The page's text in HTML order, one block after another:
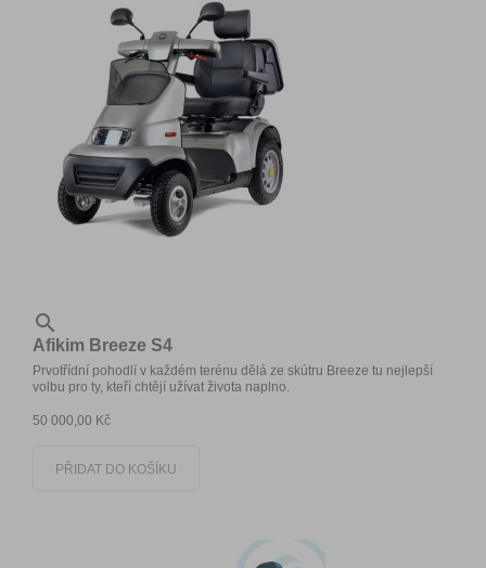

Afikim Breeze S4
Prvotřídní pohodlí v každém terénu dělá ze skútru Breeze tu nejlepší
volbu pro ty, kteří chtějí užívat života naplno.
50 000,00 Kč
PŘIDAT DO KOŠÍKU